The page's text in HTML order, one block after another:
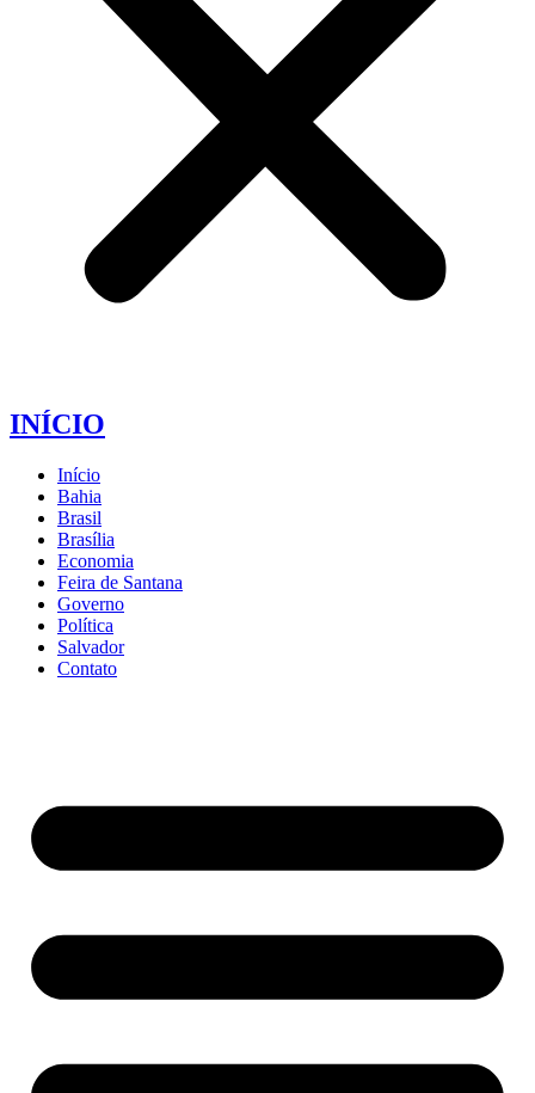
INÍCIO
Início
Bahia
Brasil
Brasília
Economia
Feira de Santana
Governo
Política
Salvador
Contato